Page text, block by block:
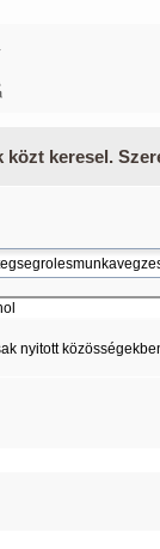
közt keresel.
nyitott